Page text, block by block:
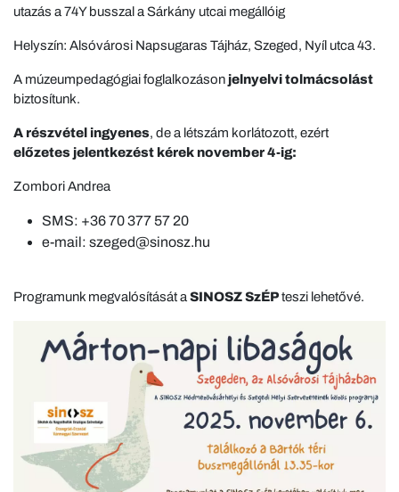
utazás a 74Y busszal a Sárkány utcai megállóig
Helyszín: Alsóvárosi Napsugaras Tájház, Szeged, Nyíl utca 43.
A múzeumpedagógiai foglalkozáson jelnyelvi tolmácsolást
biztosítunk.
A részvétel ingyenes, de a létszám korlátozott, ezért
előzetes jelentkezést kérek november 4-ig:
Zombori Andrea
SMS: +36 70 377 57 20
e-mail: szeged@sinosz.hu
Programunk megvalósítását a SINOSZ SzÉPteszi lehetővé.